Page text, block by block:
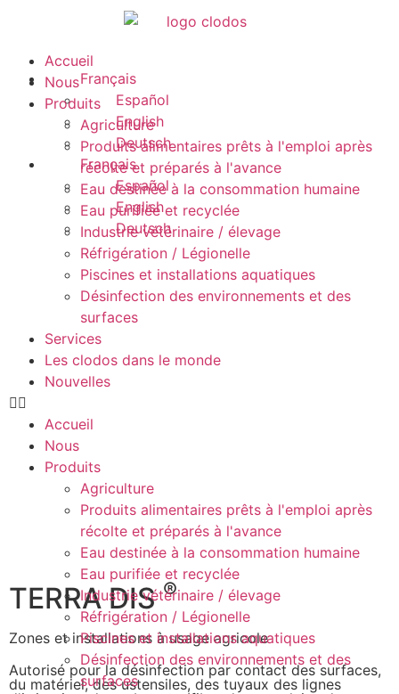
Accueil
Nous
Produits
Agriculture
Produits alimentaires prêts à l'emploi après
récolte et préparés à l'avance
Eau destinée à la consommation humaine
Eau purifiée et recyclée
Industrie vétérinaire / élevage
Réfrigération / Légionelle
Piscines et installations aquatiques
Désinfection des environnements et des
surfaces
Services
Les clodos dans le monde
Nouvelles
Accueil
Nous
Produits
Agriculture
Produits alimentaires prêts à l'emploi après
récolte et préparés à l'avance
Eau destinée à la consommation humaine
Eau purifiée et recyclée
Industrie vétérinaire / élevage
Réfrigération / Légionelle
Piscines et installations aquatiques
Désinfection des environnements et des
surfaces
Français
Español
English
Deutsch
Français
Español
English
Deutsch
TERRA DIS®
Zones et installations à usage agricole
Autorisé pour la désinfection par contact des surfaces,
du matériel, des ustensiles, des tuyaux des lignes